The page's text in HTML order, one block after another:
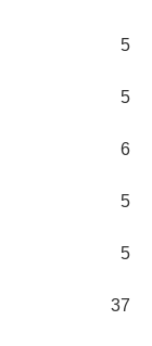
5
5
6
5
5
37